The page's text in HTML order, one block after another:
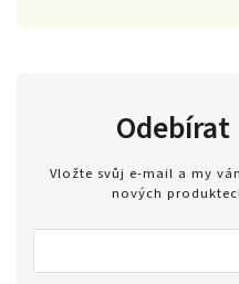
Vložte svůj e-mail a my
nových